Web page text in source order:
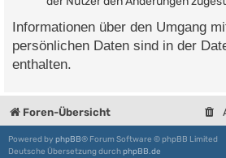
Informationen über den Umgang
persönlichen Daten sind in der
enthalten.
Foren-Übersicht
Powered by phpBB® Forum Software © phpBB Limited
Deutsche Übersetzung durchphpBB.de